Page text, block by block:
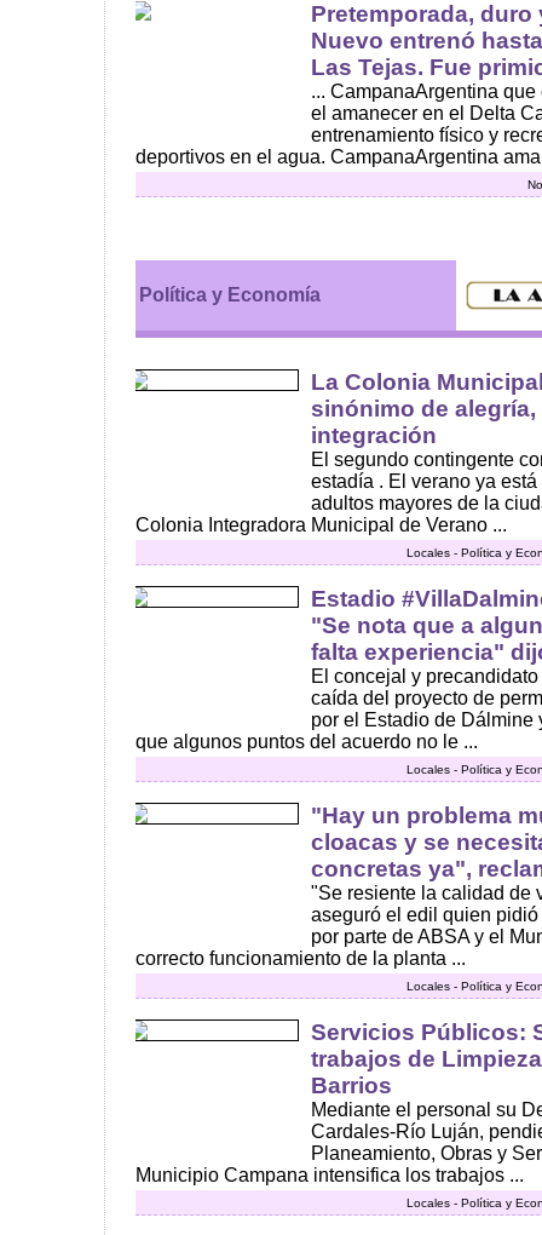
Pretemporada, duro
Nuevo entrenó
Las Tejas. Fue
... CampanaArgentina
el amanecer en el Delta
entrenamiento físico y
deportivos en el agua. CampanaArgentina
Política y Economía
La Colonia
sinónimo de
integración
El segundo contingente
estadía . El verano ya
adultos mayores de la
Colonia Integradora Municipal de Verano ...
Locales - Política y
Estadio
"Se nota que a
falta experiencia"
El concejal y
caída del proyecto de
por el Estadio de Dálmine
que algunos puntos del acuerdo no le ...
Locales - Política y
"Hay un problema
cloacas y se
concretas ya",
"Se resiente la calidad de
aseguró el edil quien
por parte de ABSA y el
correcto funcionamiento de la planta ...
Locales - Política y
Servicios Públicos:
trabajos de
Barrios
Mediante el personal su
Cardales-Río Luján,
Planeamiento, Obras y
Municipio Campana intensifica los trabajos ...
Locales - Política y